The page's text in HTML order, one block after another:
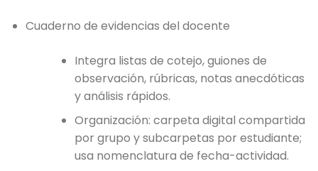
Cuaderno de evidencias del docente
Integra listas de cotejo, guiones de
observación, rúbricas, notas anecdóticas
y análisis rápidos.
Organización: carpeta digital compartida
por grupo y subcarpetas por estudiante;
usa nomenclatura de fecha-actividad.